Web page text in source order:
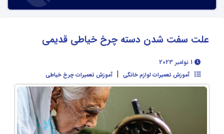
علت سفت شدن دسته چرخ خیاطی قدیمی
آموزش تعمیرات لوازم خانگی | آموزش تعمیرات چرخ خیاطی